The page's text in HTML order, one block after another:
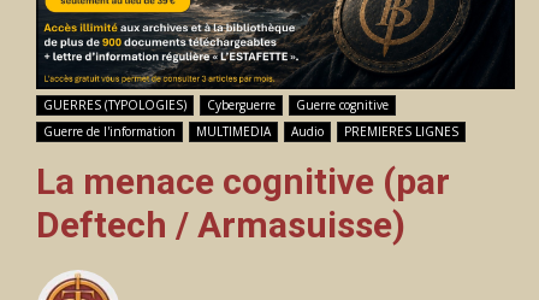
GUERRES (TYPOLOGIES) Cyberguerre
Guerre cognitive
Guerre de l'information
MULTIMEDIA Audio PREMIERES LIGNES
La menace cognitive (par
Deftech / Armasuisse)